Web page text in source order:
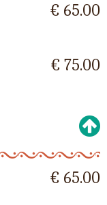
€ 65.00
€ 75.00
€ 65.00